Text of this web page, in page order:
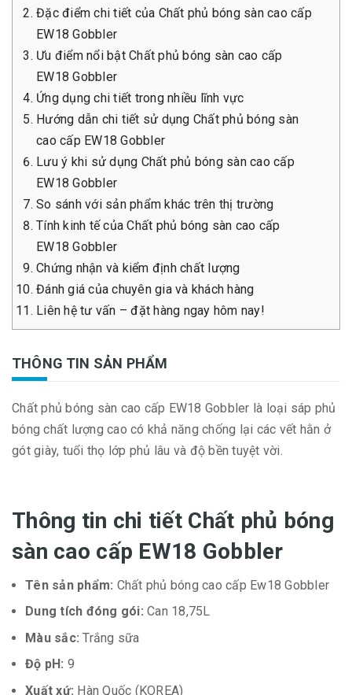
Đặc điểm chi tiết của Chất phủ bóng sàn cao cấp
EW18 Gobbler
Ưu điểm nổi bật Chất phủ bóng sàn cao cấp
EW18 Gobbler
Ứng dụng chi tiết trong nhiều lĩnh vực
Hướng dẫn chi tiết sử dụng Chất phủ bóng sàn
cao cấp EW18 Gobbler
Lưu ý khi sử dụng Chất phủ bóng sàn cao cấp
EW18 Gobbler
So sánh với sản phẩm khác trên thị trường
Tính kinh tế của Chất phủ bóng sàn cao cấp
EW18 Gobbler
Chứng nhận và kiểm định chất lượng
Đánh giá của chuyên gia và khách hàng
Liên hệ tư vấn – đặt hàng ngay hôm nay!
THÔNG TIN SẢN PHẨM
Chất phủ bóng sàn cao cấp EW18 Gobbler là loại sáp phủ
bóng chất lượng cao có khả năng chống lại các vết hằn ở
gót giày, tuổi thọ lớp phủ lâu và độ bền tuyệt vời.
Thông tin chi tiết Chất phủ bóng
sàn cao cấp EW18 Gobbler
Tên sản phẩm: Chất phủ bóng cao cấp Ew18 Gobbler
Dung tích đóng gói: Can 18,75L
Màu sắc: Trắng sữa
Độ pH: 9
Xuất xứ: Hàn Quốc (KOREA)